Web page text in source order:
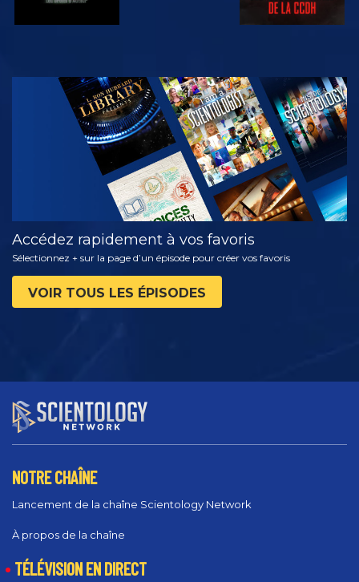
REGARDER
DÉCOUVRIR
LES SÉRIES
Accédez rapidement à vos favoris
Sélectionnez + sur la page d’un épisode pour créer vos favoris
VOIR TOUS LES ÉPISODES
NOTRE CHAÎNE
Lancement de la chaîne Scientology Network
À propos de la chaîne
TÉLÉVISION EN DIRECT